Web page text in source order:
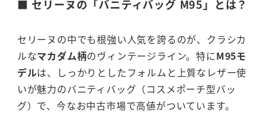
■ セリーヌの「バニティバッグ M95」とは？
セリーヌの中でも根強い人気を誇るのが、クラシカ
ルなマカダム柄のヴィンテージライン。特にM95モ
デルは、しっかりとしたフォルムと上質なレザー使
いが魅力のバニティバッグ（コスメポーチ型バッ
グ）で、今なお中古市場で高値がついています。